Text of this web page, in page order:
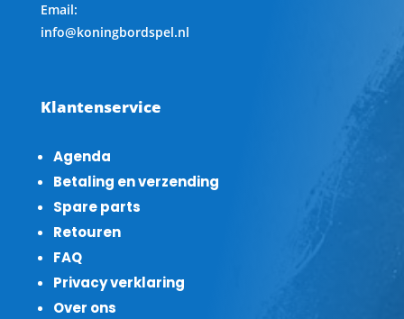
Email:
info@koningbordspel.nl
Klantenservice
Agenda
Betaling en verzending
Spare parts
Retouren
FAQ
Privacy verklaring
Over ons